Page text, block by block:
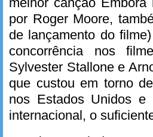
por Roger Moore,
de lançamento do
concorrência nos
Sylvester Stallone e
que custou em torno
nos Estados Unidos
internacional, o